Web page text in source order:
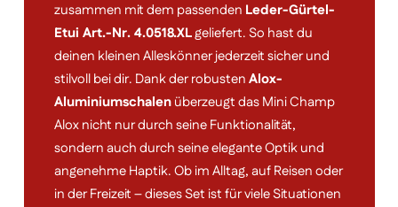
zusammen mit dem passenden Leder-Gürtel-
Etui Art.-Nr. 4.0518.XLgeliefert. So hast du
deinen kleinen Alleskönner jederzeit sicher und
stilvoll bei dir. Dank der robustenAlox-
Aluminiumschalenüberzeugt das Mini Champ
Alox nicht nur durch seine Funktionalität,
sondern auch durch seine elegante Optik und
angenehme Haptik. Ob im Alltag, auf Reisen oder
in der Freizeit – dieses Set ist für viele Situationen